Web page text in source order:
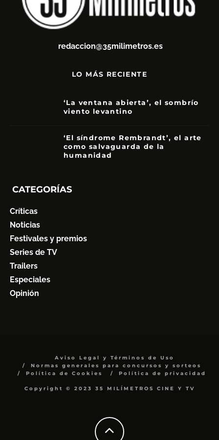
redaccion@35milimetros.es
LO MÁS RECIENTE
‘La ventana abierta’, el sombrío
viento levantino
‘El síndrome Rembrandt’, el arte
como salvaguarda de la
humanidad
CATEGORÍAS
Críticas
Noticias
Festivales y premios
Series de TV
Trailers
Especiales
Opinión
Aviso Legal y Términos de Uso
Normas generales para concursos y sorteos
Política de Cookies
Política de privacidad
Copyright © 2023 35 MILÍMETROS CINE Y TV